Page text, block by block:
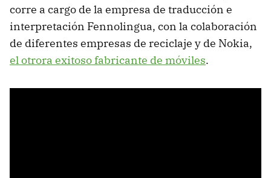
corre a cargo de la empresa de traducción e
interpretación Fennolingua, con la colaboración
de diferentes empresas de reciclaje y de Nokia,
el otrora exitoso fabricante de móviles.